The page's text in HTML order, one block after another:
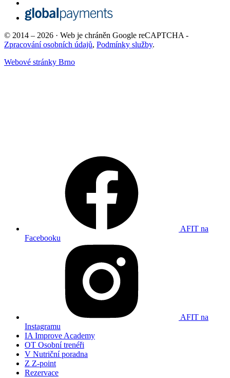
© 2014 – 2026 · Web je chráněn Google reCAPTCHA -
Zpracování osobních údajů, Podmínky služby.
Webové stránky Brno
AFIT na
Facebooku
AFIT na
Instagramu
IA Improve Academy
OT Osobní trenéři
V Nutriční poradna
Z Z-point
Rezervace